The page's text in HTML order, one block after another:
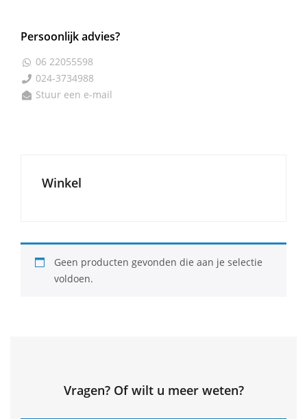
Persoonlijk advies?
 06 22055598
 024-3734988
 Stuur een e-mail
Winkel
Geen producten gevonden die aan je selectie
voldoen.
Vragen? Of wilt u meer weten?